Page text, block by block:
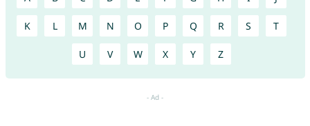
K L M N O P Q R S T
U V W X Y Z